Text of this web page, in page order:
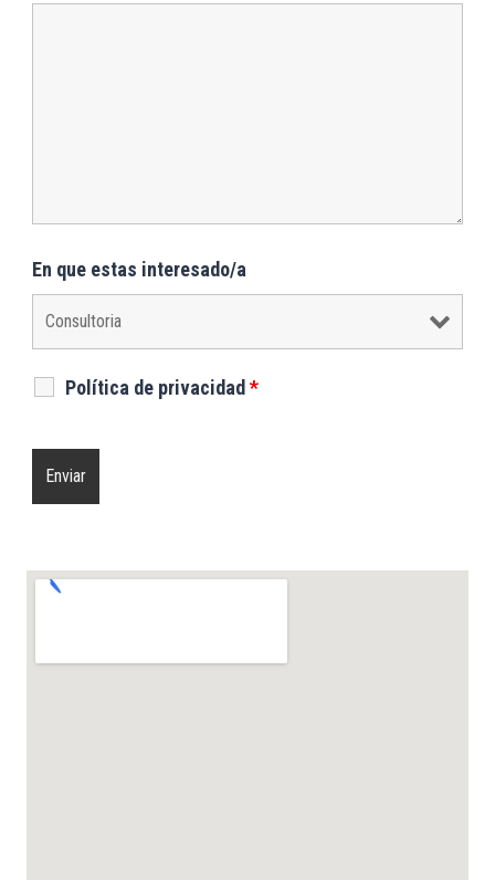
En que estas interesado/a
Política de privacidad*